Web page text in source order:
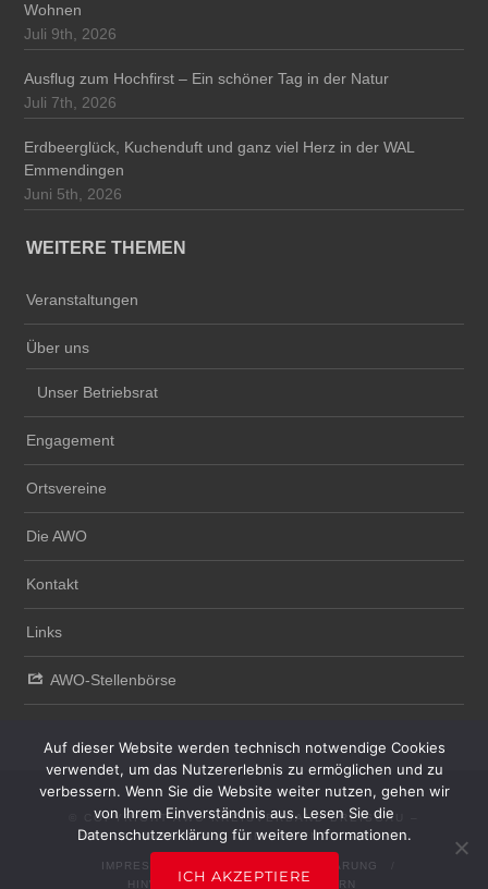
Wohnen
Juli 9th, 2026
Ausflug zum Hochfirst – Ein schöner Tag in der Natur
Juli 7th, 2026
Erdbeerglück, Kuchenduft und ganz viel Herz in der WAL
Emmendingen
Juni 5th, 2026
WEITERE THEMEN
Veranstaltungen
Über uns
Unser Betriebsrat
Engagement
Ortsvereine
Die AWO
Kontakt
Links
AWO-Stellenbörse
© COPYRIGHT AWO KREISVERBAND BREISGAU –
HOCHSCHWARZWALD UND EMMENDINGEN E.V.
IMPRESSUM
DATENSCHUTZERKLÄRUNG
HINWEISGEBERSYSTEM
INTERN
Auf dieser Website werden technisch notwendige Cookies
verwendet, um das Nutzererlebnis zu ermöglichen und zu
verbessern. Wenn Sie die Website weiter nutzen, gehen wir
von Ihrem Einverständnis aus. Lesen Sie die
Datenschutzerklärung für weitere Informationen.
ICH AKZEPTIERE